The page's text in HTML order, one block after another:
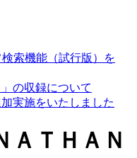
検索機能（試行版）を
の収録について
実施をいたしました
ＡＴＨＡＮ